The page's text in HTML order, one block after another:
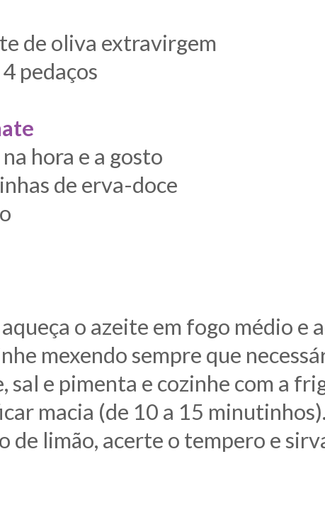
de oliva extravirgem
pedaços
hora e a gosto
de erva-doce
o azeite em fogo médio e
mexendo sempre que
sal e pimenta e cozinhe com a
macia (de 10 a 15
de limão, acerte o tempero e